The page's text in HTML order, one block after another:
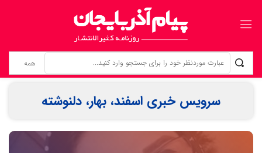
مطالبه‌گری برای خویشتن؛ حقِ فراموش‌شده‌ی خبرنگاران
سرویس خبری اسفند، بهار، دلنوشته